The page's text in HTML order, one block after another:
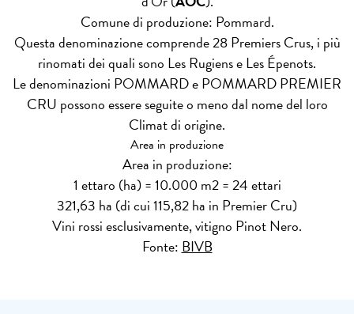
Comune di produzione: Pommard.
Questa denominazione comprende 28 Premiers Crus, i più
rinomati dei quali sono Les Rugiens e Les Épenots.
Le denominazioni POMMARD e POMMARD PREMIER
CRU possono essere seguite o meno dal nome del loro
Climat di origine.
Area in produzione
Area in produzione:
1 ettaro (ha) = 10.000 m2 = 24 ettari
321,63 ha (di cui 115,82 ha in Premier Cru)
Vini rossi esclusivamente, vitigno Pinot Nero.
Fonte: BIVB